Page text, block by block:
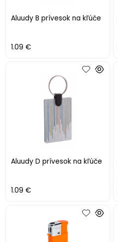
Aluudy B prívesok na kľúče
1.09 €
Aluudy D prívesok na kľúče
1.09 €